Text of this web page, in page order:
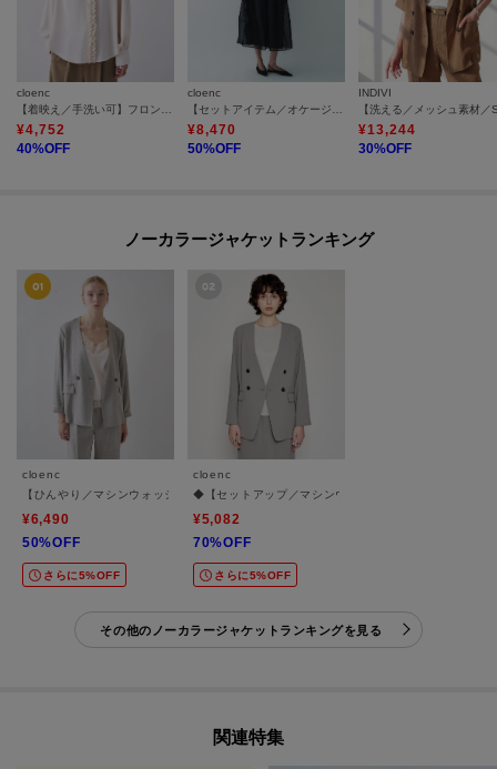
cloenc
【着映え／手洗い可】フロントフリルブラウス
¥4,752
40%OFF
cloenc
【セットアイテム／オケージョン／手洗い可】ドットチュールレイヤードセットワンピース
¥8,470
50%OFF
INDIVI
¥13,244
30%OFF
ノーカラージャケットランキング
cloenc
【ひんやり／マシンウォッシュ】リネンライクノーカラージャケット セットアップ対応
¥6,490
50%OFF
さらに5%OFF
cloenc
◆【セットアップ／マシンウォッシュ】ノーカラージャ
¥5,082
70%OFF
さらに5%OFF
その他のノーカラージャケットランキングを見る
関連特集